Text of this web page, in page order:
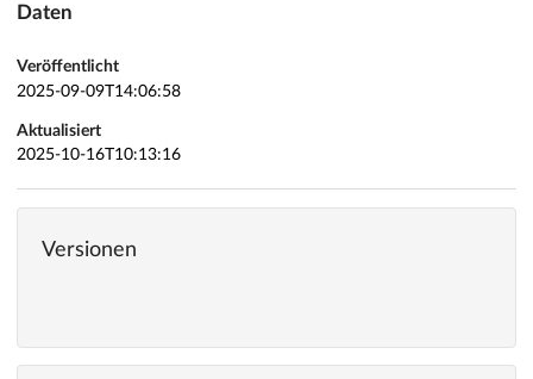
Daten
Veröffentlicht
2025-09-09T14:06:58
Aktualisiert
2025-10-16T10:13:16
Versionen